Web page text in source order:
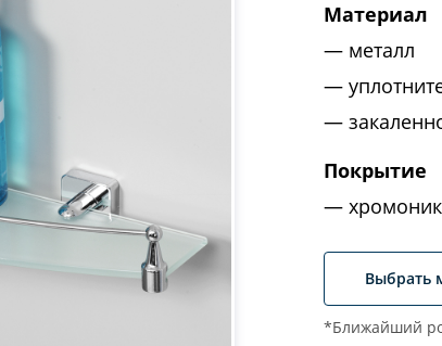
Материал
металл
Покрытие
Выбрать
*Ближайший